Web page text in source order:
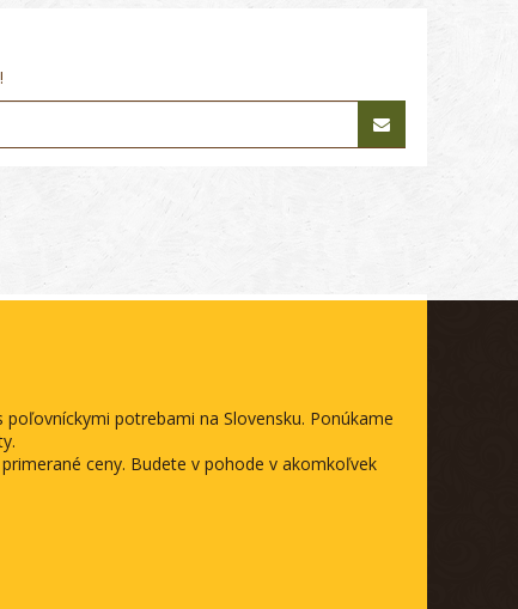
potrebami na Slovensku. Ponúkame
ceny. Budete v pohode v akomkoľvek